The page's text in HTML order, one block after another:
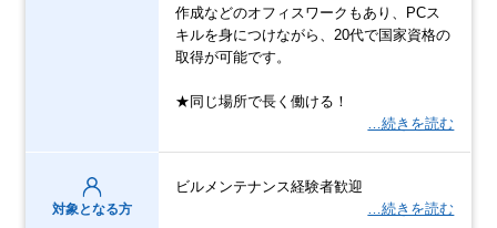
作成などのオフィスワークもあり、PCス
キルを身につけながら、20代で国家資格の
取得が可能です。
★同じ場所で長く働ける！
…続きを読む
対象となる方
ビルメンテナンス経験者歓迎
…続きを読む